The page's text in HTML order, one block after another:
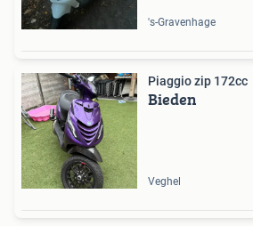
's-Gravenhage
Piaggio zip 172cc
Bieden
Veghel